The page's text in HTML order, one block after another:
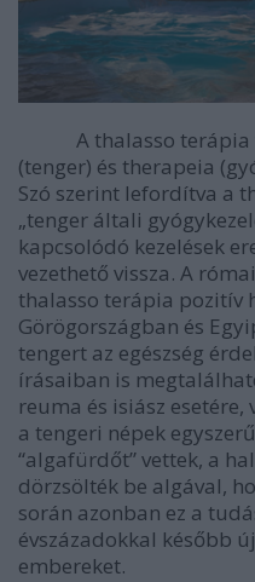
A thalasso terápia
(tenger) és therapeia
Szó szerint lefordítva a
„tenger általi
kapcsolódó kezelések
vezethető vissza. A
thalasso terápia pozitív
Görögországban és
tengert az egészség
írásaiban is
reuma és isiász
a tengeri népek
“algafürdőt” vettek, a
dörzsölték be algával,
során azonban ez a
évszázadokkal később
embereket.